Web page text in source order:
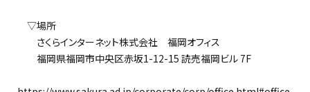
▽場所
さくらインターネット株式会社 福岡オフィス
福岡県福岡市中央区赤坂1-12-15 読売福岡ビル 7F